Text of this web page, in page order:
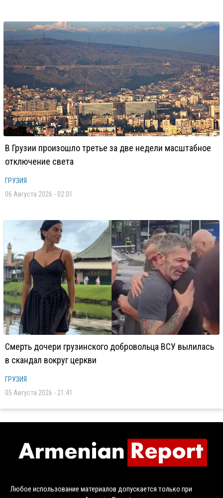
В Грузии произошло третье за две недели масштабное
отключение света
ГРУЗИЯ
06 Августа 2026 - 02:01
Смерть дочери грузинского добровольца ВСУ вылилась
в скандал вокруг церкви
ГРУЗИЯ
05 Августа 2026 - 21:41
Любое использование материалов допускается только при